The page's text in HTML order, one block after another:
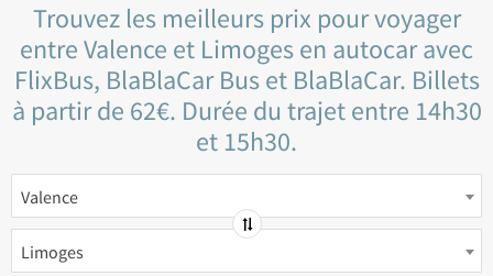
Trouvez les meilleurs prix pour voyager
entre Valence et Limoges en autocar avec
FlixBus, BlaBlaCar Bus et BlaBlaCar. Billets
à partir de 62€. Durée du trajet entre 14h30
et 15h30.
Valence
Limoges